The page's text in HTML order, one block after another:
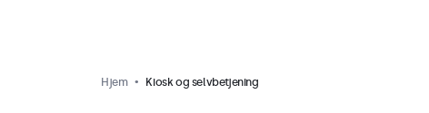
Hjem Kiosk og selvbetjening